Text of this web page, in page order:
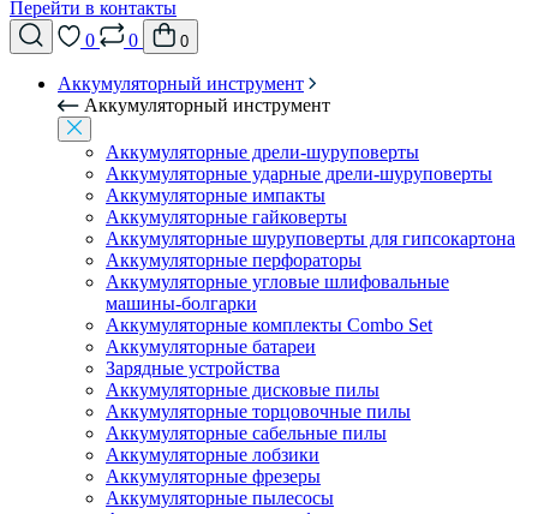
Перейти в контакты
0
0 0
Аккумуляторный инструмент
Аккумуляторный инструмент
Аккумуляторные дрели-шуруповерты
Аккумуляторные ударные дрели-шуруповерты
Аккумуляторные импакты
Аккумуляторные гайковерты
Аккумуляторные шуруповерты для гипсокартона
Аккумуляторные перфораторы
Аккумуляторные угловые шлифовальные
машины-болгарки
Аккумуляторные комплекты Combo Set
Аккумуляторные батареи
Зарядные устройства
Аккумуляторные дисковые пилы
Аккумуляторные торцовочные пилы
Аккумуляторные сабельные пилы
Аккумуляторные лобзики
Аккумуляторные фрезеры
Аккумуляторные пылесосы